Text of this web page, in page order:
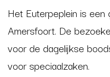
Het Euterpeplein is een
Amersfoort. De
voor de dagelijkse
voor speciaalzaken.